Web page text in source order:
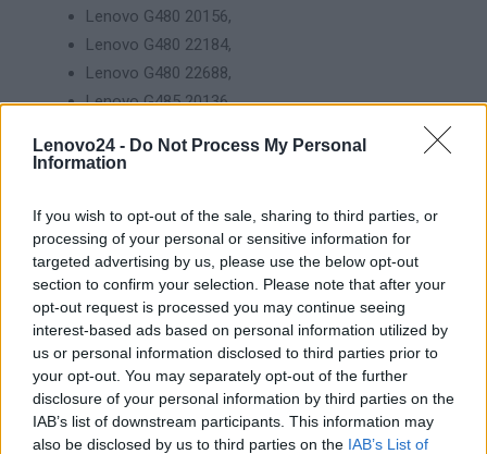
Lenovo24 - Do Not Process My Personal
Information
If you wish to opt-out of the sale, sharing to third parties, or
processing of your personal or sensitive information for
targeted advertising by us, please use the below opt-out
section to confirm your selection. Please note that after your
opt-out request is processed you may continue seeing
interest-based ads based on personal information utilized by
us or personal information disclosed to third parties prior to
your opt-out. You may separately opt-out of the further
disclosure of your personal information by third parties on the
IAB’s list of downstream participants. This information may
also be disclosed by us to third parties on the IAB’s List of
Lenovo G480 20156,
Lenovo G480 22184,
Lenovo G480 22688,
Lenovo G485 20136,
Lenovo G485 80C3,
Lenovo G505 20240,
Lenovo G510 20238,
Lenovo G580 20150,
Lenovo G580 20157,
Lenovo G580 22189,
Lenovo G580 22689,
Lenovo G585 20137,
Lenovo G585 22181,
Lenovo G700 20251,